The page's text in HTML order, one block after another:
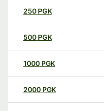
250 PGK
500 PGK
1000 PGK
2000 PGK